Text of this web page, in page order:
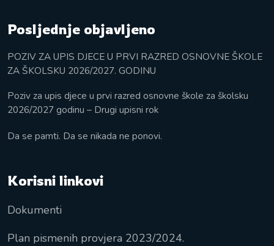
Posljednje objavljeno
POZIV ZA UPIS DJECE U PRVI RAZRED OSNOVNE ŠKOLE
ZA ŠKOLSKU 2026/2027. GODINU
Poziv za upis djece u prvi razred osnovne škole za školsku
2026/2027 godinu – Drugi upisni rok
Da se pamti. Da se nikada ne ponovi.
Korisni linkovi
Dokumenti
Plan pismenih provjera 2023/2024.